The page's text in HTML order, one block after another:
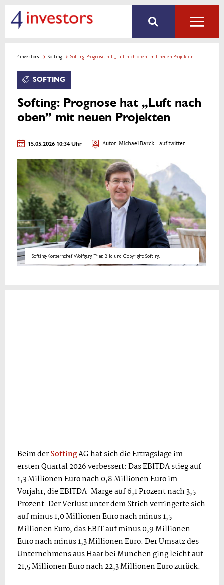
4investors Softing Softing: Prognose hat „Luft nach oben” mit neuen Projekten
SOFTING
Softing: Prognose hat „Luft nach
oben” mit neuen Projekten
15.05.2026 10:34 Uhr Autor:Michael Barck- auf twitter
Softing-Konzernchef Wolfgang Trier. Bild und Copyright: Softing.
Beim derSoftingAG hat sich die Ertragslage im
ersten Quartal 2026 verbessert: Das EBITDA stieg auf
1,3 Millionen Euro nach 0,8 Millionen Euro im
Vorjahr, die EBITDA-Marge auf 6,1 Prozent nach 3,5
Prozent. Der Verlust unter dem Strich verringerte sich
auf minus 1,0 Millionen Euro nach minus 1,5
Millionen Euro, das EBIT auf minus 0,9 Millionen
Euro nach minus 1,3 Millionen Euro. Der Umsatz des
Unternehmens aus Haar bei München ging leicht auf
21,5 Millionen Euro nach 22,3 Millionen Euro zurück.